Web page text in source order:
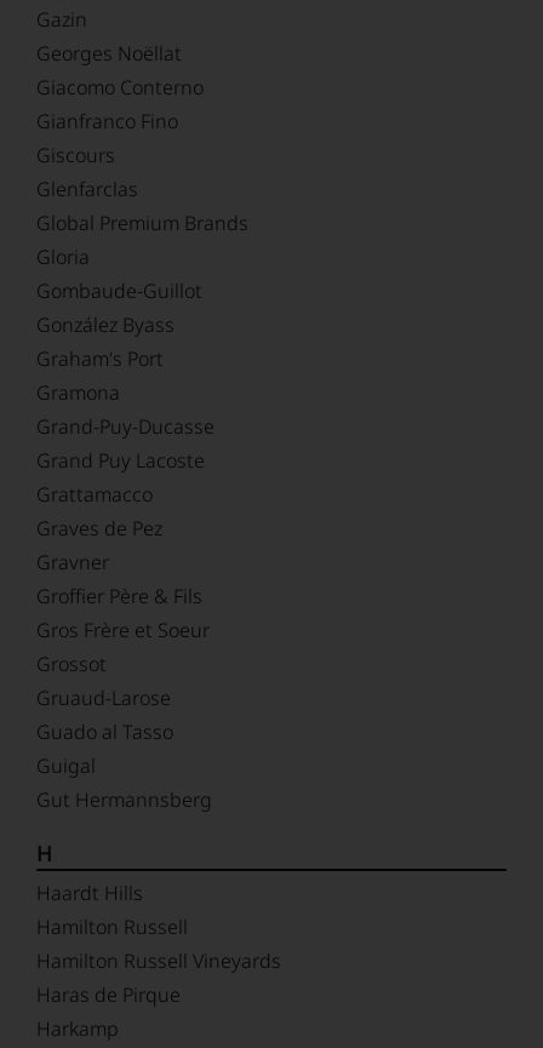
Gazin
Georges Noëllat
Giacomo Conterno
Gianfranco Fino
Giscours
Glenfarclas
Global Premium Brands
Gloria
Gombaude-Guillot
González Byass
Graham's Port
Gramona
Grand-Puy-Ducasse
Grand Puy Lacoste
Grattamacco
Graves de Pez
Gravner
Groffier Père & Fils
Gros Frère et Soeur
Grossot
Gruaud-Larose
Guado al Tasso
Guigal
Gut Hermannsberg
H
Haardt Hills
Hamilton Russell
Hamilton Russell Vineyards
Haras de Pirque
Harkamp